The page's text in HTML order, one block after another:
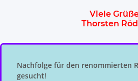
Viele
Thorsten
Nachfolge für den renommierten
gesucht!